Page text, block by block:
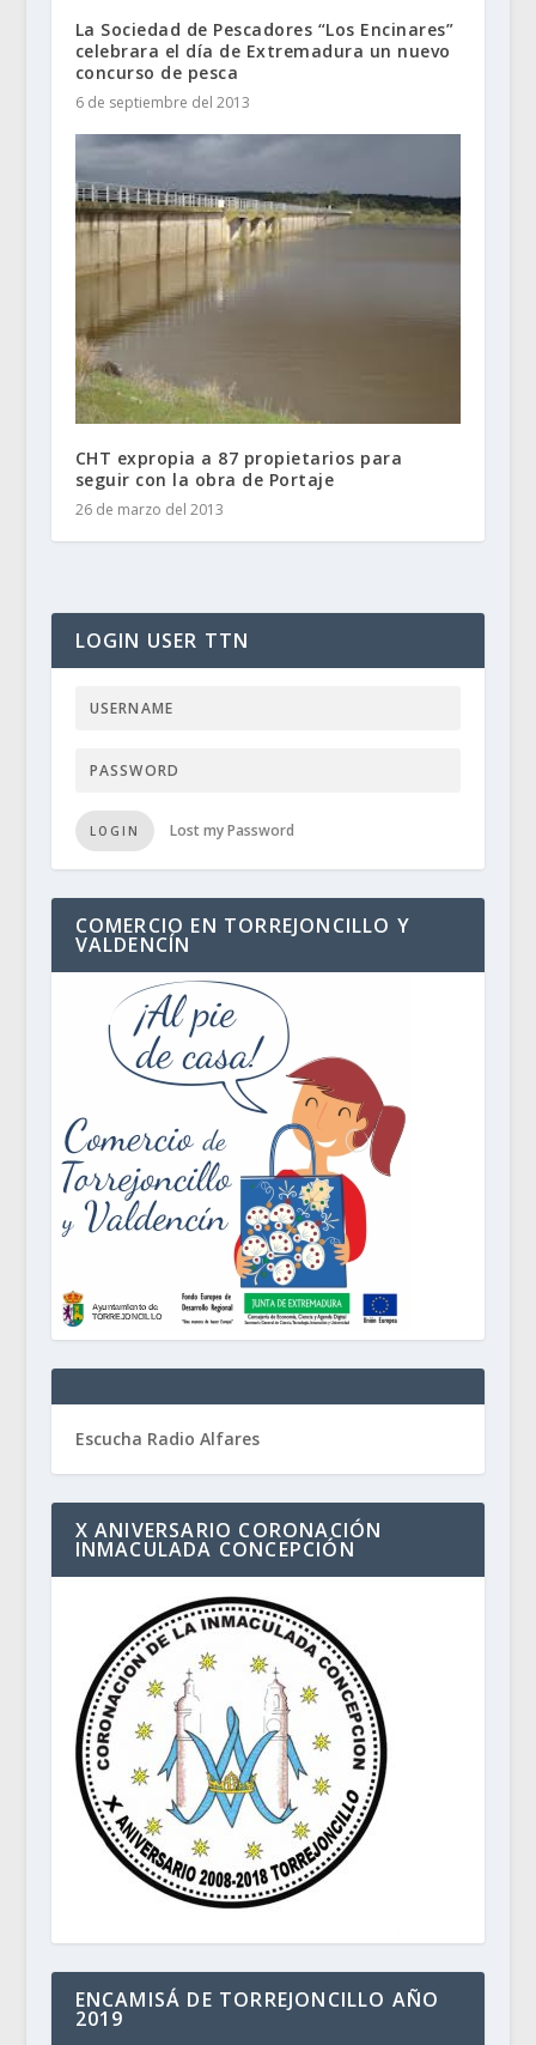
La Sociedad de Pescadores “Los Encinares”
celebrara el día de Extremadura un nuevo
concurso de pesca
6 de septiembre del 2013
CHT expropia a 87 propietarios para
seguir con la obra de Portaje
26 de marzo del 2013
LOGIN USER TTN
LOGIN Lost my Password
COMERCIO EN TORREJONCILLO Y
VALDENCÍN
Escucha Radio Alfares
X ANIVERSARIO CORONACIÓN
INMACULADA CONCEPCIÓN
ENCAMISÁ DE TORREJONCILLO AÑO
2019